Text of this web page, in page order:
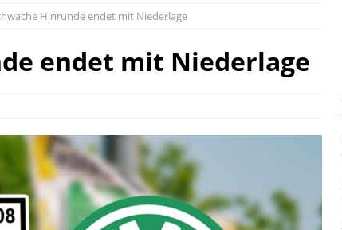
Hinrunde endet mit Niederlage
endet mit Niederlage